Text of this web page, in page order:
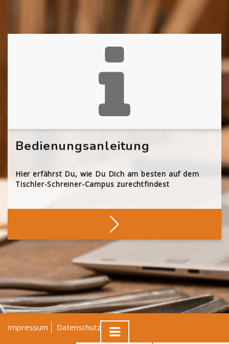
Bedienungsanleitung
Hier erfährst Du, wie Du Dich am besten auf dem
Tischler-Schreiner-Campus zurechtfindest
Impressum Datenschutz
AGB